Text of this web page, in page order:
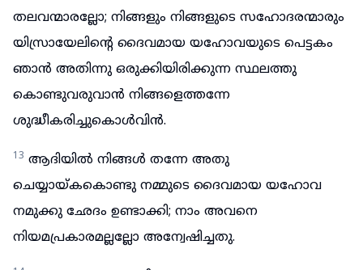
തലവന്മാരല്ലോ; നിങ്ങളും നിങ്ങളുടെ സഹോദരന്മാരും
യിസ്രായേലിന്റെ ദൈവമായ യഹോവയുടെ പെട്ടകം
ഞാൻ അതിന്നു ഒരുക്കിയിരിക്കുന്ന സ്ഥലത്തു
കൊണ്ടുവരുവാൻ നിങ്ങളെത്തന്നേ
ശുദ്ധീകരിച്ചുകൊൾവിൻ.
13 ആദിയിൽ നിങ്ങൾ തന്നേ അതു
ചെയ്യായ്കകൊണ്ടു നമ്മുടെ ദൈവമായ യഹോവ
നമുക്കു ഛേദം ഉണ്ടാക്കി; നാം അവനെ
നിയമപ്രകാരമല്ലല്ലോ അന്വേഷിച്ചതു.